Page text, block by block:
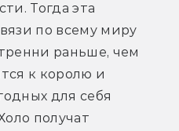
Тогда эта
по всему миру
раньше, чем
к королю и
для себя
получат